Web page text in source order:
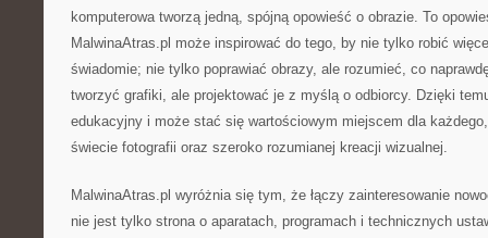
komputerowa tworzą jedną, spójną opowieść o obrazie. To
MalwinaAtras.pl może inspirować do tego, by nie tylko robić
świadomie; nie tylko poprawiać obrazy, ale rozumieć, co
tworzyć grafiki, ale projektować je z myślą o odbiorcy. Dzięki
edukacyjny i może stać się wartościowym miejscem dla
świecie fotografii oraz szeroko rozumianej kreacji wizualnej.
MalwinaAtras.pl wyróżnia się tym, że łączy zainteresowanie
nie jest tylko strona o aparatach, programach i technicznych